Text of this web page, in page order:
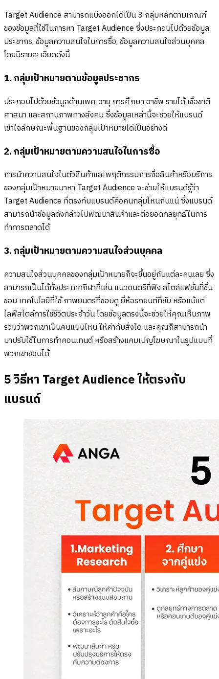
Target Audience สามารถแบ่งออกได้เป็น 3 กลุ่มหลักตามเกณฑ์
ของข้อมูลที่ใช้ในการหา Target Audience ซึ่งประกอบไปด้วยข้อมูล
ประชากร, ข้อมูลความสนใจในการซื้อ, ข้อมูลความสนใจส่วนบุคคล
โดยมีรายละเอียดดังนี้
1. กลุ่มเป้าหมายตามข้อมูลประชากร
ประกอบไปด้วยข้อมูลด้านเพศ อายุ การศึกษา อาชีพ รายได้ เชื้อชาติ
ศาสนา และสถานภาพทางสังคม ซึ่งข้อมูลเหล่านี้จะช่วยให้แบรนด์
เข้าใจลักษณะพื้นฐานของกลุ่มเป้าหมายได้เป็นอย่างดี
2. กลุ่มเป้าหมายตามความสนใจในการซื้อ
การนำความสนใจในตัวสินค้าและพฤติกรรมการซื้อสินค้าหรือบริการ
ของกลุ่มเป้าหมายมาหา Target Audience จะช่วยให้แบรนด์รู้ว่า
Target Audience ที่ตรงกับแบรนด์คือคนกลุ่มไหนกันแน่ ซึ่งแบรนด์
สามารถนำข้อมูลดังกล่าวไปพัฒนาสินค้าและต่อยอดกลยุทธ์ในการ
ทำการตลาดได้
3. กลุ่มเป้าหมายตามความสนใจส่วนบุคคล
ความสนใจส่วนบุคคลของกลุ่มเป้าหมายก็จะขึ้นอยู่กับแต่ละคนเลย ซึ่ง
สามารถเป็นได้ทั้งประเภทกีฬาที่เล่น แนวดนตรีที่ฟัง สไตล์แฟชั่นที่ชื่น
ชอบ เทคโนโลยีที่ใช้ ภาพยนตร์ที่ชอบดู ยี่ห้อรถยนต์ที่ขับ หรือแม้แต่
ไลฟ์สไตล์การใช้ชีวิตประจำวัน โดยข้อมูลตรงนี้จะช่วยให้คุณเห็นภาพ
รวมว่าพวกเขาเป็นคนแบบไหน ให้ค่ากับสิ่งใด และคุณก็สามารถนำ
มาปรับใช้ในการทำคอนเทนต์ หรือสร้างแคมเปญโฆษณาในรูปแบบที่
พวกเขาชอบได้
5 วิธีหา Target Audience ให้ตรงกับ
แบรนด์